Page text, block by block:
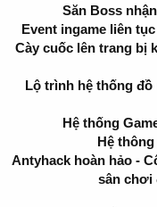
Săn Boss
Event ingame liên
Cày cuốc lên trang bị
Lộ trình hệ thống
Hệ thống
Hệ
Antyhack hoàn hảo -
sân chơi